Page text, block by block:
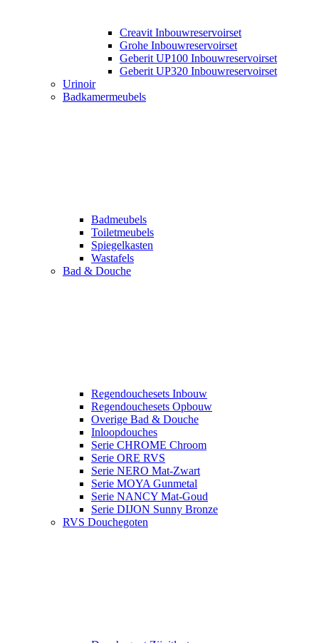
Creavit Inbouwreservoirset
Grohe Inbouwreservoirset
Geberit UP100 Inbouwreservoirset
Geberit UP320 Inbouwreservoirset
Urinoir
Badkamermeubels
Badmeubels
Toiletmeubels
Spiegelkasten
Wastafels
Bad & Douche
Regendouchesets Inbouw
Regendouchesets Opbouw
Overige Bad & Douche
Inloopdouches
Serie CHROME Chroom
Serie ORE RVS
Serie NERO Mat-Zwart
Serie MOYA Gunmetal
Serie NANCY Mat-Goud
Serie DIJON Sunny Bronze
RVS Douchegoten